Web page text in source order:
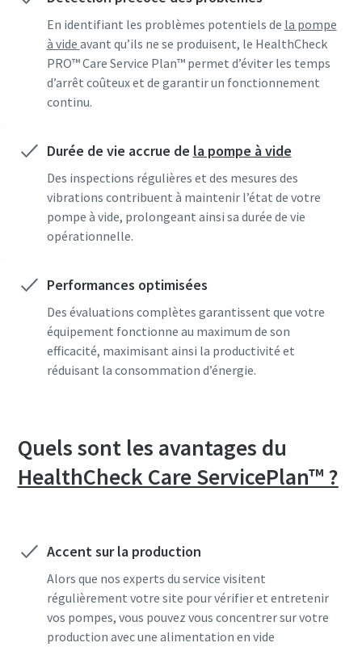
En identifiant les problèmes potentiels de la pompe
à vide avant qu’ils ne se produisent, le HealthCheck
PRO™ Care Service Plan™ permet d’éviter les temps
d’arrêt coûteux et de garantir un fonctionnement
continu.
Durée de vie accrue de la pompe à vide
Des inspections régulières et des mesures des
vibrations contribuent à maintenir l’état de votre
pompe à vide, prolongeant ainsi sa durée de vie
opérationnelle.
Performances optimisées
Des évaluations complètes garantissent que votre
équipement fonctionne au maximum de son
efficacité, maximisant ainsi la productivité et
réduisant la consommation d’énergie.
Quels sont les avantages du
HealthCheck CareServicePlan™ ?
Accent sur la production
Alors que nos experts du service visitent
régulièrement votre site pour vérifier et entretenir
vos pompes, vous pouvez vous concentrer sur votre
production avec une alimentation en vide
spéciales
d'Atlas Copco Vacuum.
Envoyer
Cliquez ici pour vérifier
spéciales
d'Atlas Copco Vacuum.
Envoyer
Cliquez ici pour vérifier
spéciales
d'Atlas Copco Vacuum.
Envoyer
Cliquez ici pour vérifier